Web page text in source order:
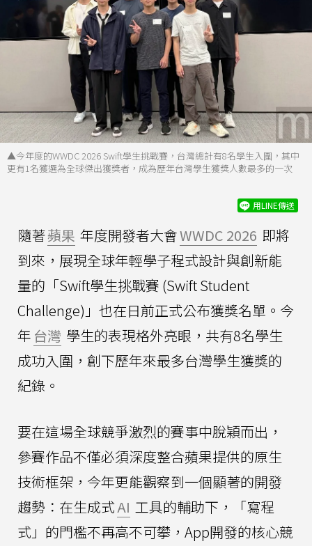
▲今年度的WWDC 2026 Swift學生挑戰賽，台灣總計有8名學生入圍，其中
更有1名獲選為全球傑出獲獎者，成為歷年台灣學生獲獎人數最多的一次
用LINE傳送
隨著蘋果 年度開發者大會WWDC 2026 即將
到來，展現全球年輕學子程式設計與創新能
量的「Swift學生挑戰賽 (Swift Student
Challenge)」也在日前正式公布獲獎名單。今
年 台灣 學生的表現格外亮眼，共有8名學生
成功入圍，創下歷年來最多台灣學生獲獎的
紀錄。
要在這場全球競爭激烈的賽事中脫穎而出，
參賽作品不僅必須深度整合蘋果提供的原生
技術框架，今年更能觀察到一個顯著的開發
趨勢：在生成式AI 工具的輔助下，「寫程
式」的門檻不再高不可攀，App開發的核心競